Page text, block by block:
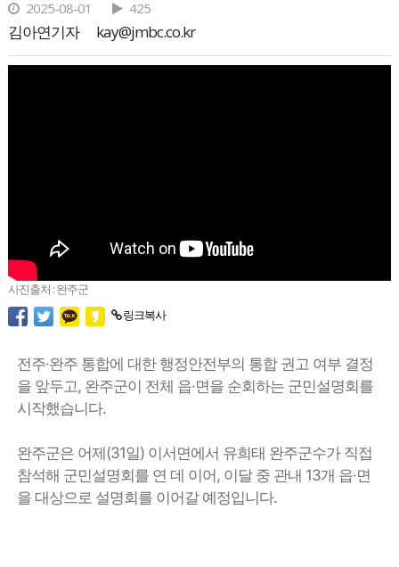
2025-08-01 425
김아연기자 kay@jmbc.co.kr
사진출처 : 완주군
링크복사
전주·완주 통합에 대한 행정안전부의 통합 권고 여부 결정
을 앞두고, 완주군이 전체 읍·면을 순회하는 군민설명회를
시작했습니다.
완주군은 어제(31일) 이서면에서 유희태 완주군수가 직접
참석해 군민설명회를 연 데 이어, 이달 중 관내 13개 읍·면
을 대상으로 설명회를 이어갈 예정입니다.